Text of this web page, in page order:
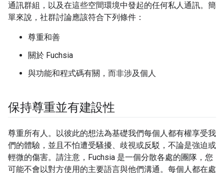
通訊群組，以及在這些空間環境中發起的任何私人通訊。簡
單來說，社群討論應該符合下列條件：
尊重和善
關於 Fuchsia
與功能和程式碼有關，而非涉及個人
保持尊重並有建設性
尊重所有人。以彼此的想法為基礎我們每個人都有權享受我
們的體驗，並且不怕遭受騷擾、歧視或反駁，不論是強迫或
輕微的傷害。請注意，Fuchsia 是一個分散各處的團隊，您
可能不會以對方使用的主要語言與他們溝通。每個人都在處